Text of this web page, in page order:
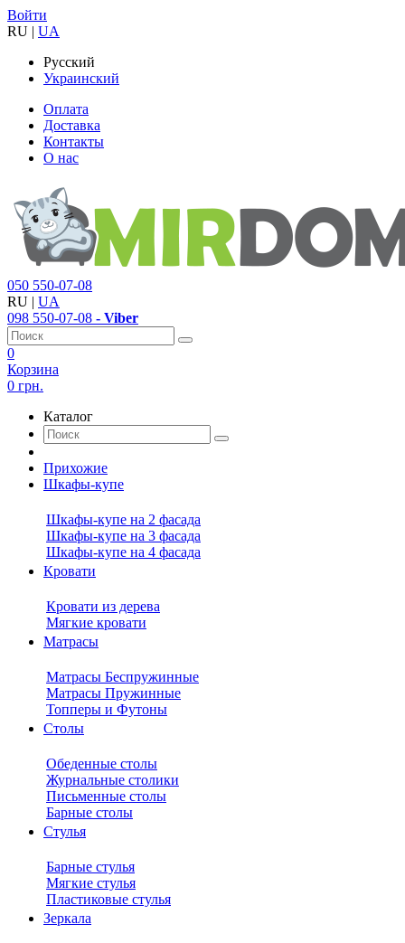
Войти
RU | UA
Русский
Украинский
Оплата
Доставка
Контакты
О нас
050 550-07-08
RU | UA
098 550-07-08 - Viber
0
Корзина
0 грн.
Каталог
Прихожие
Шкафы-купе
Шкафы-купе на 2 фасада
Шкафы-купе на 3 фасада
Шкафы-купе на 4 фасада
Кровати
Кровати из дерева
Мягкие кровати
Матрасы
Матрасы Беспружинные
Матрасы Пружинные
Топперы и Футоны
Столы
Обеденные столы
Журнальные столики
Письменные столы
Барные столы
Стулья
Барные стулья
Мягкие стулья
Пластиковые стулья
Зеркала